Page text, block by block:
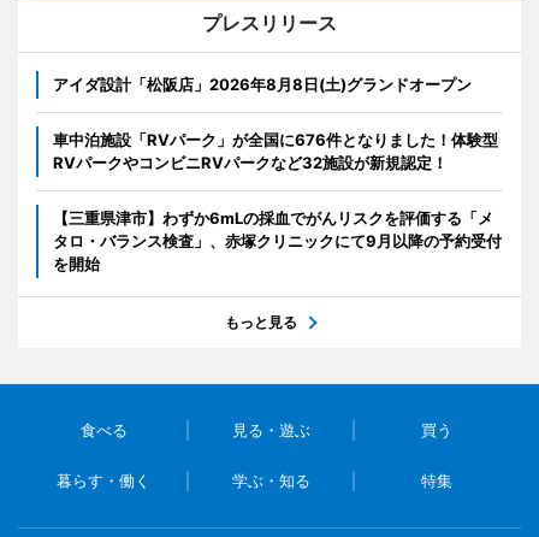
プレスリリース
アイダ設計「松阪店」2026年8月8日(土)グランドオープン
車中泊施設「RVパーク」が全国に676件となりました！体験型
RVパークやコンビニRVパークなど32施設が新規認定！
【三重県津市】わずか6mLの採血でがんリスクを評価する「メ
タロ・バランス検査」、赤塚クリニックにて9月以降の予約受付
を開始
もっと見る
食べる 見る・遊ぶ 買う
暮らす・働く 学ぶ・知る 特集